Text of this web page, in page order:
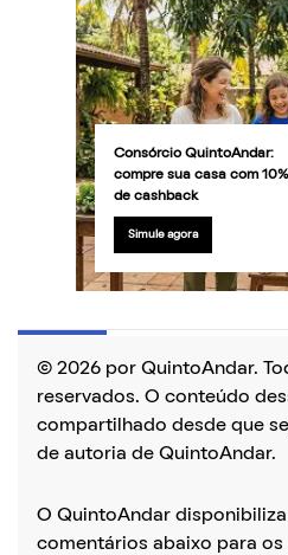
Consórcio QuintoAndar:
compre sua casa com 10%
de cashback
Simule agora
© 2026 por QuintoAndar.
reservados. O conteúdo
compartilhado desde que
de autoria de QuintoAndar.
O QuintoAndar
comentários abaixo para